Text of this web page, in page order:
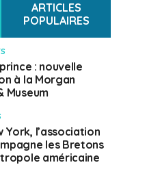
ARTICLES
POPULAIRES
: nouvelle
à la Morgan
Museum
York, l’association
les Bretons
américaine